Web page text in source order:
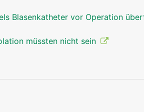
Blasenkatheter vor Operation
müssten nicht sein